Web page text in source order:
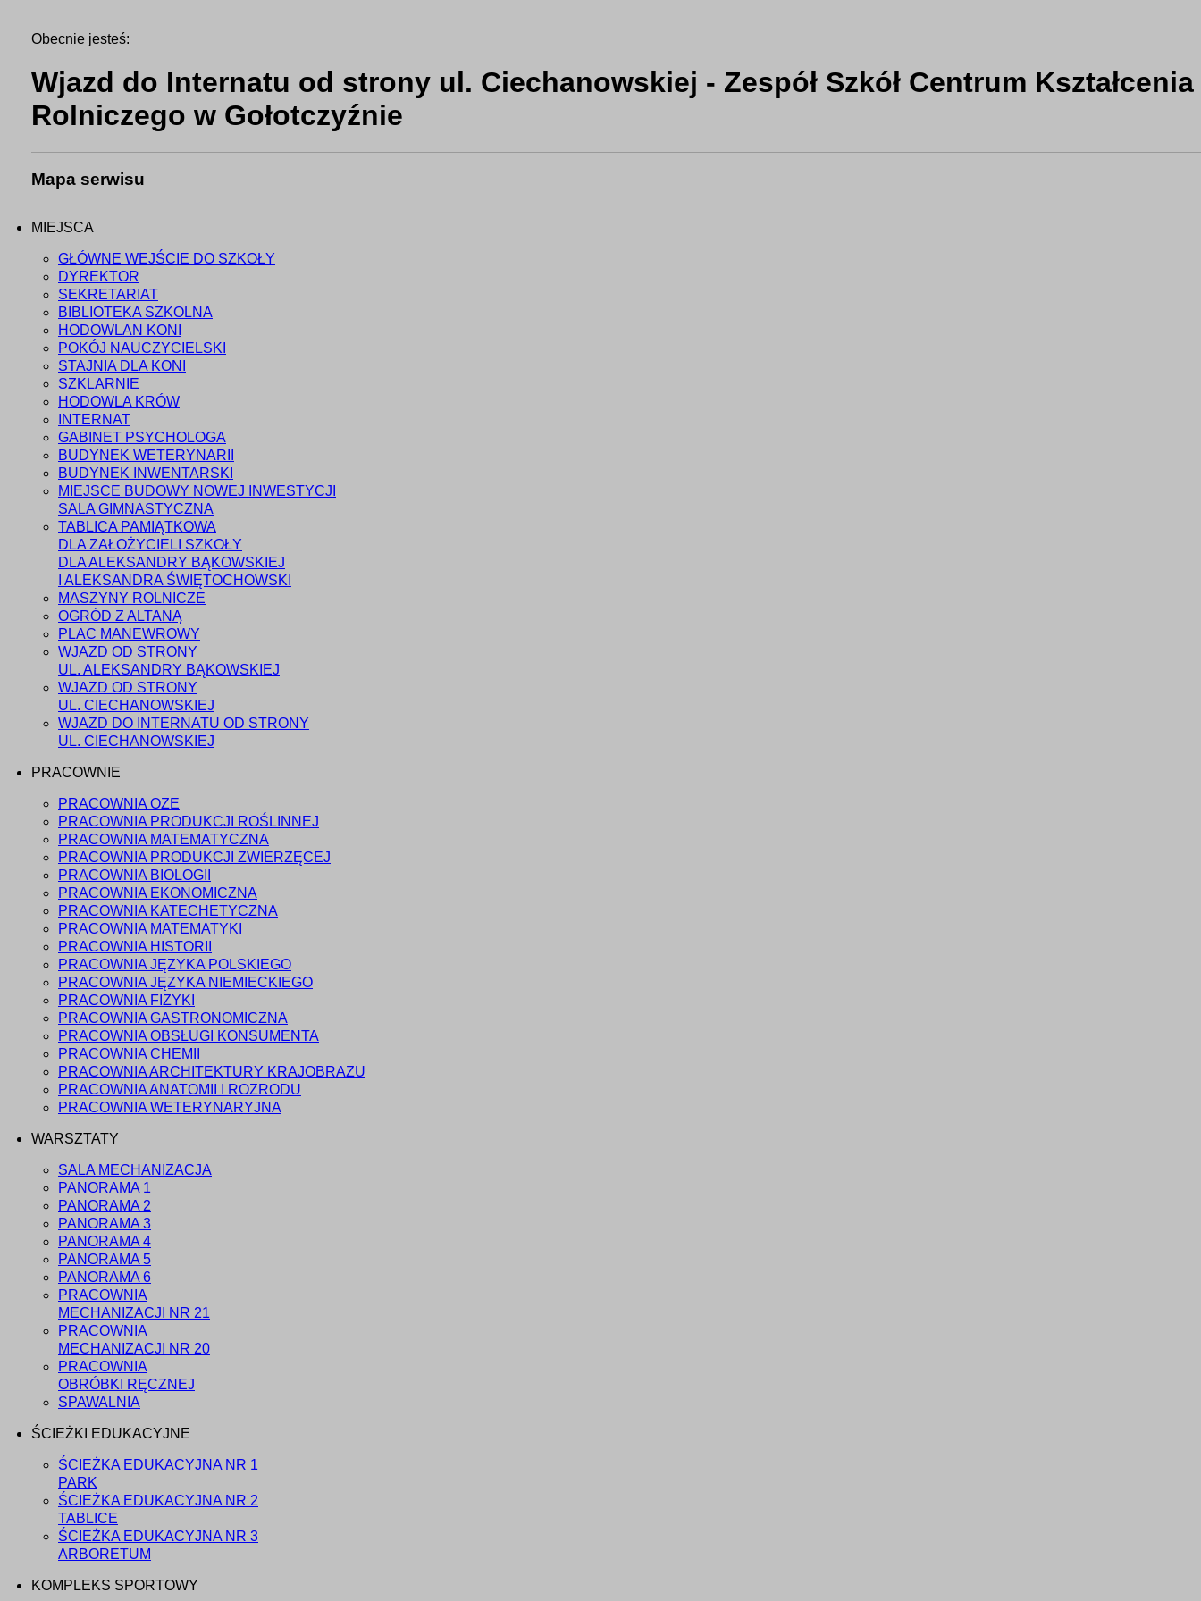
Obecnie jesteś:
Wjazd do Internatu od strony ul. Ciechanowskiej - Zespół Szkół Centrum Kształcenia
Rolniczego w Gołotczyźnie
Mapa serwisu
MIEJSCA
GŁÓWNE WEJŚCIE DO SZKOŁY
DYREKTOR
SEKRETARIAT
BIBLIOTEKA SZKOLNA
HODOWLAN KONI
POKÓJ NAUCZYCIELSKI
STAJNIA DLA KONI
SZKLARNIE
HODOWLA KRÓW
INTERNAT
GABINET PSYCHOLOGA
BUDYNEK WETERYNARII
BUDYNEK INWENTARSKI
MIEJSCE BUDOWY NOWEJ INWESTYCJI
SALA GIMNASTYCZNA
TABLICA PAMIĄTKOWA
DLA ZAŁOŻYCIELI SZKOŁY
DLA ALEKSANDRY BĄKOWSKIEJ
I ALEKSANDRA ŚWIĘTOCHOWSKI
MASZYNY ROLNICZE
OGRÓD Z ALTANĄ
PLAC MANEWROWY
WJAZD OD STRONY
UL. ALEKSANDRY BĄKOWSKIEJ
WJAZD OD STRONY
UL. CIECHANOWSKIEJ
WJAZD DO INTERNATU OD STRONY
UL. CIECHANOWSKIEJ
PRACOWNIE
PRACOWNIA OZE
PRACOWNIA PRODUKCJI ROŚLINNEJ
PRACOWNIA MATEMATYCZNA
PRACOWNIA PRODUKCJI ZWIERZĘCEJ
PRACOWNIA BIOLOGII
PRACOWNIA EKONOMICZNA
PRACOWNIA KATECHETYCZNA
PRACOWNIA MATEMATYKI
PRACOWNIA HISTORII
PRACOWNIA JĘZYKA POLSKIEGO
PRACOWNIA JĘZYKA NIEMIECKIEGO
PRACOWNIA FIZYKI
PRACOWNIA GASTRONOMICZNA
PRACOWNIA OBSŁUGI KONSUMENTA
PRACOWNIA CHEMII
PRACOWNIA ARCHITEKTURY KRAJOBRAZU
PRACOWNIA ANATOMII I ROZRODU
PRACOWNIA WETERYNARYJNA
WARSZTATY
SALA MECHANIZACJA
PANORAMA 1
PANORAMA 2
PANORAMA 3
PANORAMA 4
PANORAMA 5
PANORAMA 6
PRACOWNIA
MECHANIZACJI NR 21
PRACOWNIA
MECHANIZACJI NR 20
PRACOWNIA
OBRÓBKI RĘCZNEJ
SPAWALNIA
ŚCIEŻKI EDUKACYJNE
ŚCIEŻKA EDUKACYJNA NR 1
PARK
ŚCIEŻKA EDUKACYJNA NR 2
TABLICE
ŚCIEŻKA EDUKACYJNA NR 3
ARBORETUM
KOMPLEKS SPORTOWY